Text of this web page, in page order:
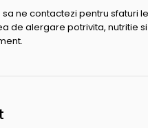
sa ne contactezi pentru sfaturi
de alergare potrivita, nutritie